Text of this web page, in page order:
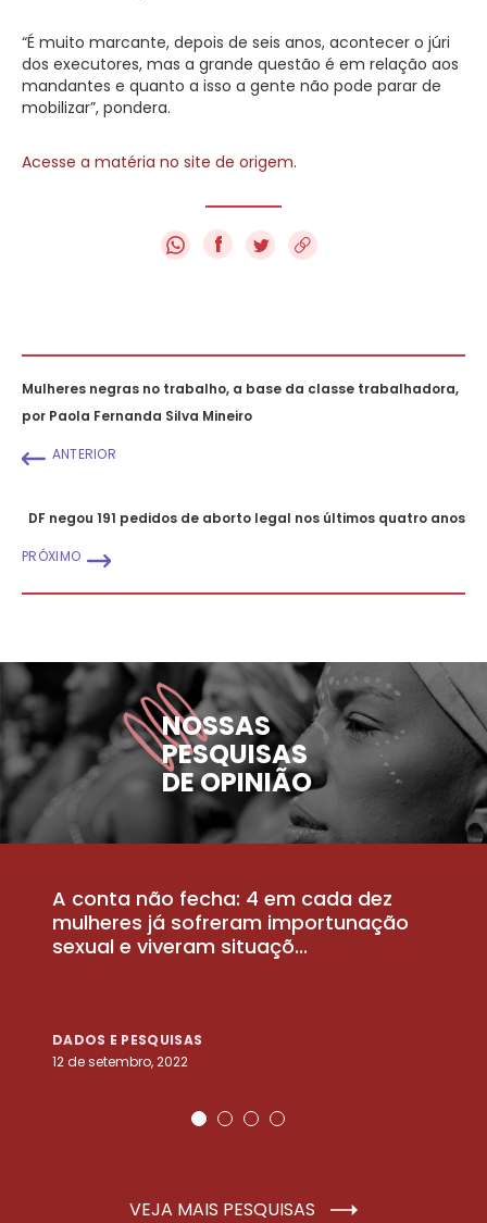
“É muito marcante, depois de seis anos, acontecer o júri
dos executores, mas a grande questão é em relação aos
mandantes e quanto a isso a gente não pode parar de
mobilizar”, pondera.
Acesse a matéria no site de origem.
f
Mulheres negras no trabalho, a base da classe trabalhadora,
por Paola Fernanda Silva Mineiro
ANTERIOR
DF negou 191 pedidos de aborto legal nos últimos quatro anos
PRÓXIMO
NOSSAS
PESQUISAS
DE OPINIÃO
A conta não fecha: 4 em cada dez
mulheres já sofreram importunação
sexual e viveram situaçõ...
DADOS E PESQUISAS
12 de setembro, 2022
VEJA MAIS PESQUISAS